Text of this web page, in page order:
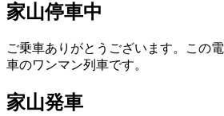
家山停車中
ご乗車ありがとうございます。この
車のワンマン列車です。
家山発車